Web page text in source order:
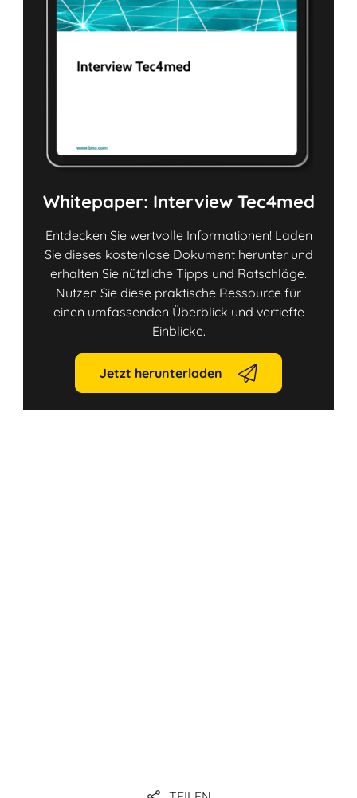
Whitepaper: Interview Tec4med
Entdecken Sie wertvolle Informationen! Laden
Sie dieses kostenlose Dokument herunter und
erhalten Sie nützliche Tipps und Ratschläge.
Nutzen Sie diese praktische Ressource für
einen umfassenden Überblick und vertiefte
Einblicke.
Jetzt herunterladen